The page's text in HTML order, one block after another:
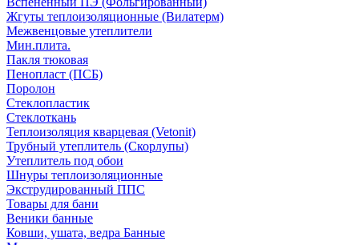
Жгуты теплоизоляционные (Вилатерм)
Межвенцовые утеплители
Мин.плита.
Пакля тюковая
Пенопласт (ПСБ)
Поролон
Стеклопластик
Стеклоткань
Теплоизоляция кварцевая (Vetonit)
Трубный утеплитель (Скорлупы)
Утеплитель под обои
Шнуры теплоизоляционные
Экструдированный ППС
Товары для бани
Веники банные
Ковши, ушата, ведра Банные